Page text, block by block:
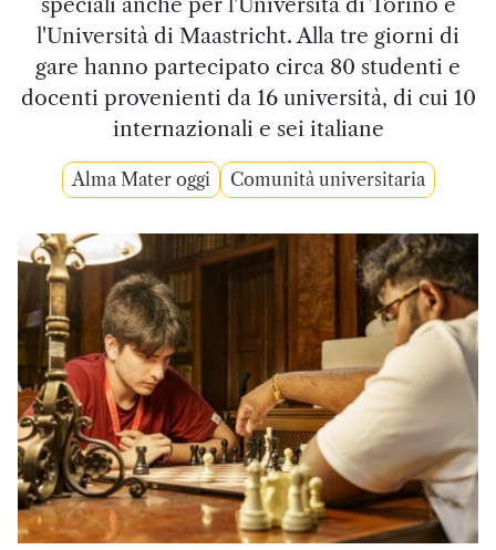
l'Università di Maastricht. Alla tre giorni di
gare hanno partecipato circa 80 studenti e
docenti provenienti da 16 università, di cui 10
internazionali e sei italiane
Alma Mater oggi Comunità universitaria